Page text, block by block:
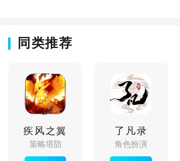
同类推荐
疾风之翼
策略塔防
了凡录
角色扮演